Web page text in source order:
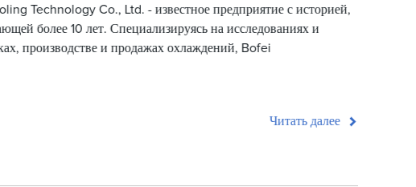
Technology Co., Ltd. - известное предприятие с историей,
более 10 лет. Специализируясь на исследованиях и
производстве и продажах охлаждений, Bofei
Читать далее